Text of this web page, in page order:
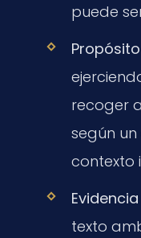
puede
recoger
según
contexto
texto